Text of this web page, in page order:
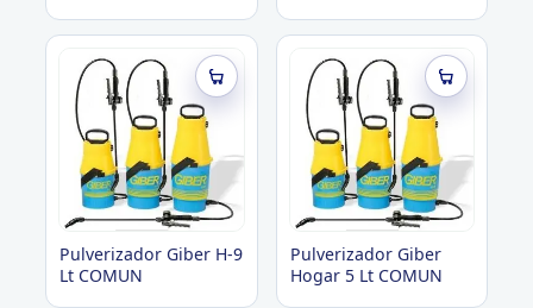
Pulverizador Giber H-9
Lt COMUN
Pulverizador Giber
Hogar 5 Lt COMUN